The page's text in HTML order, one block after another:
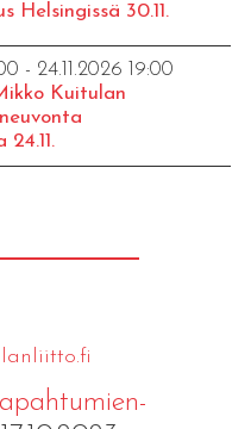
Helsingissä 30.11.
- 24.11.2026 19:00
Kuitulan